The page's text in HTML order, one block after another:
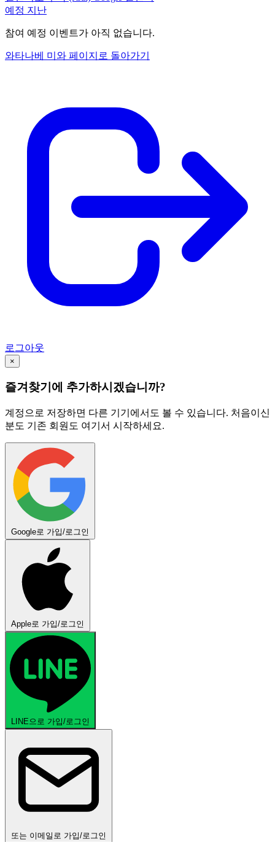
예정 지난
참여 예정 이벤트가 아직 없습니다.
와타나베 미와 페이지로 돌아가기
로그아웃
×
즐겨찾기에 추가하시겠습니까?
계정으로 저장하면 다른 기기에서도 볼 수 있습니다. 처음이신
분도 기존 회원도 여기서 시작하세요.
Google로 가입/로그인
Apple로 가입/로그인
LINE으로 가입/로그인
또는 이메일로 가입/로그인